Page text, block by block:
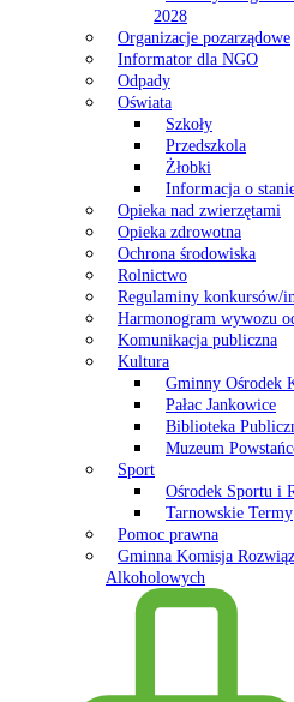
2028
Organizacje pozarządowe
Informator dla NGO
Odpady
Oświata
Szkoły
Przedszkola
Żłobki
Informacja o
Opieka nad zwierzętami
Opieka zdrowotna
Ochrona środowiska
Rolnictwo
Regulaminy konkursów/
Harmonogram wywozu
Komunikacja publiczna
Kultura
Gminny Ośrodek
Pałac Jankowice
Biblioteka
Muzeum
Sport
Ośrodek Sportu i
Tarnowskie Termy
Pomoc prawna
Gminna Komisja
Alkoholowych